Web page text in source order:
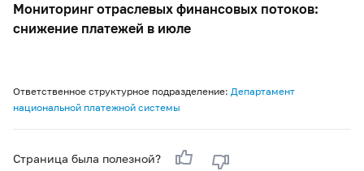
Мониторинг отраслевых финансовых потоков:
снижение платежей в июле
Ответственное структурное подразделение: Департамент
национальной платежной системы
Страница была полезной?